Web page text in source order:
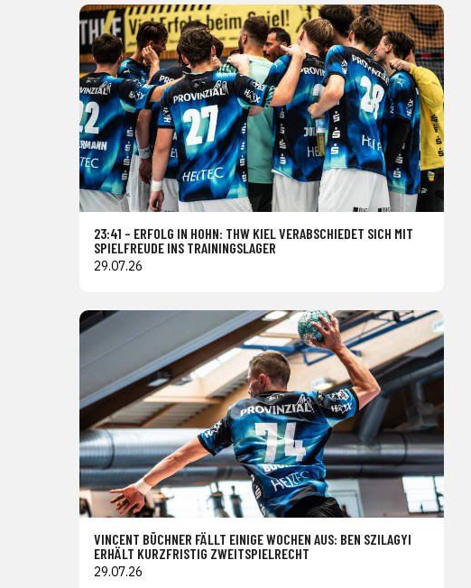
23:41 – ERFOLG IN HOHN: THW KIEL VERABSCHIEDET SICH MIT
SPIELFREUDE INS TRAININGSLAGER
29.07.26
VINCENT BÜCHNER FÄLLT EINIGE WOCHEN AUS: BEN SZILAGYI
ERHÄLT KURZFRISTIG ZWEITSPIELRECHT
29.07.26